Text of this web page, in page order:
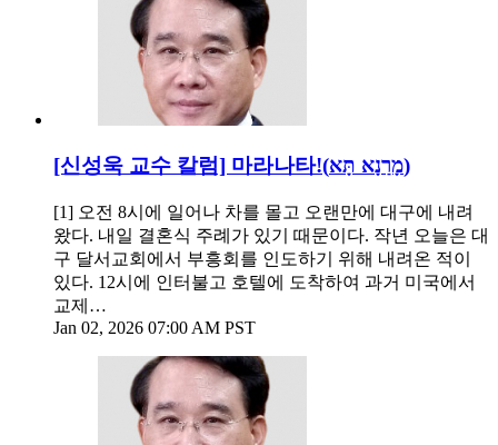
[신성욱 교수 칼럼] 마라나타!(מָרַנָא תָּא)
[1] 오전 8시에 일어나 차를 몰고 오랜만에 대구에 내려
왔다. 내일 결혼식 주례가 있기 때문이다. 작년 오늘은 대
구 달서교회에서 부흥회를 인도하기 위해 내려온 적이
있다. 12시에 인터불고 호텔에 도착하여 과거 미국에서
교제…
Jan 02, 2026 07:00 AM PST